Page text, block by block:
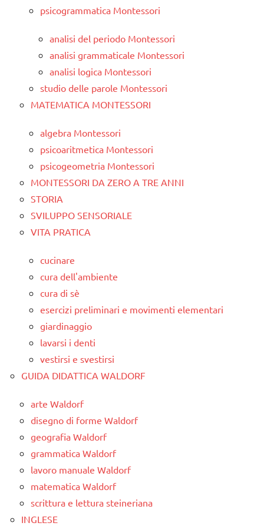
psicogrammatica Montessori
analisi del periodo Montessori
analisi grammaticale Montessori
analisi logica Montessori
studio delle parole Montessori
MATEMATICA MONTESSORI
algebra Montessori
psicoaritmetica Montessori
psicogeometria Montessori
MONTESSORI DA ZERO A TRE ANNI
STORIA
SVILUPPO SENSORIALE
VITA PRATICA
cucinare
cura dell'ambiente
cura di sè
esercizi preliminari e movimenti elementari
giardinaggio
lavarsi i denti
vestirsi e svestirsi
GUIDA DIDATTICA WALDORF
arte Waldorf
disegno di forme Waldorf
geografia Waldorf
grammatica Waldorf
lavoro manuale Waldorf
matematica Waldorf
scrittura e lettura steineriana
INGLESE